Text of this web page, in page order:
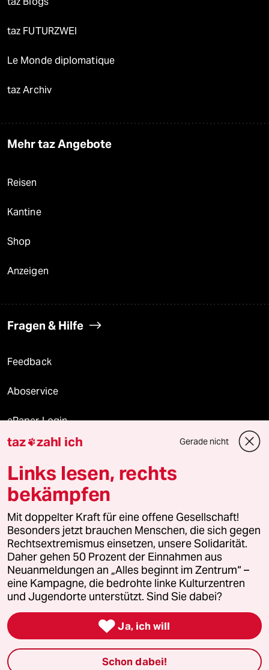
taz FUTURZWEI
Le Monde diplomatique
taz Archiv
Mehr taz Angebote
Reisen
Kantine
Shop
Anzeigen
Fragen & Hilfe
Feedback
Aboservice
ePaper Login
Downloads für Abonnierende
© 2026 taz Verlags und Vertriebs GmbH
Alle Rechte vorbehalten. Bei rechtlichen Fragen oder für Genehmigungen
wenden Sie sich bitte an
lizenzen@taz.de
Feedback Redaktionsstatut Kommune-Richtlinien
Leitlinie Informant Datenschutz Impressum AGB
Seitenwende Einwilligungen widerrufen (Ads)
taz zahl ich Gerade nicht
Links lesen, rechts
bekämpfen
Mit doppelter Kraft für eine offene Gesellschaft!
Besonders jetzt brauchen Menschen, die sich gegen
Rechtsextremismus einsetzen, unsere Solidarität.
Daher gehen 50 Prozent der Einnahmen aus
Neuanmeldungen an „Alles beginnt im Zentrum“ –
eine Kampagne, die bedrohte linke Kulturzentren
und Jugendorte unterstützt. Sind Sie dabei?
 Ja, ich will
Schon dabei!